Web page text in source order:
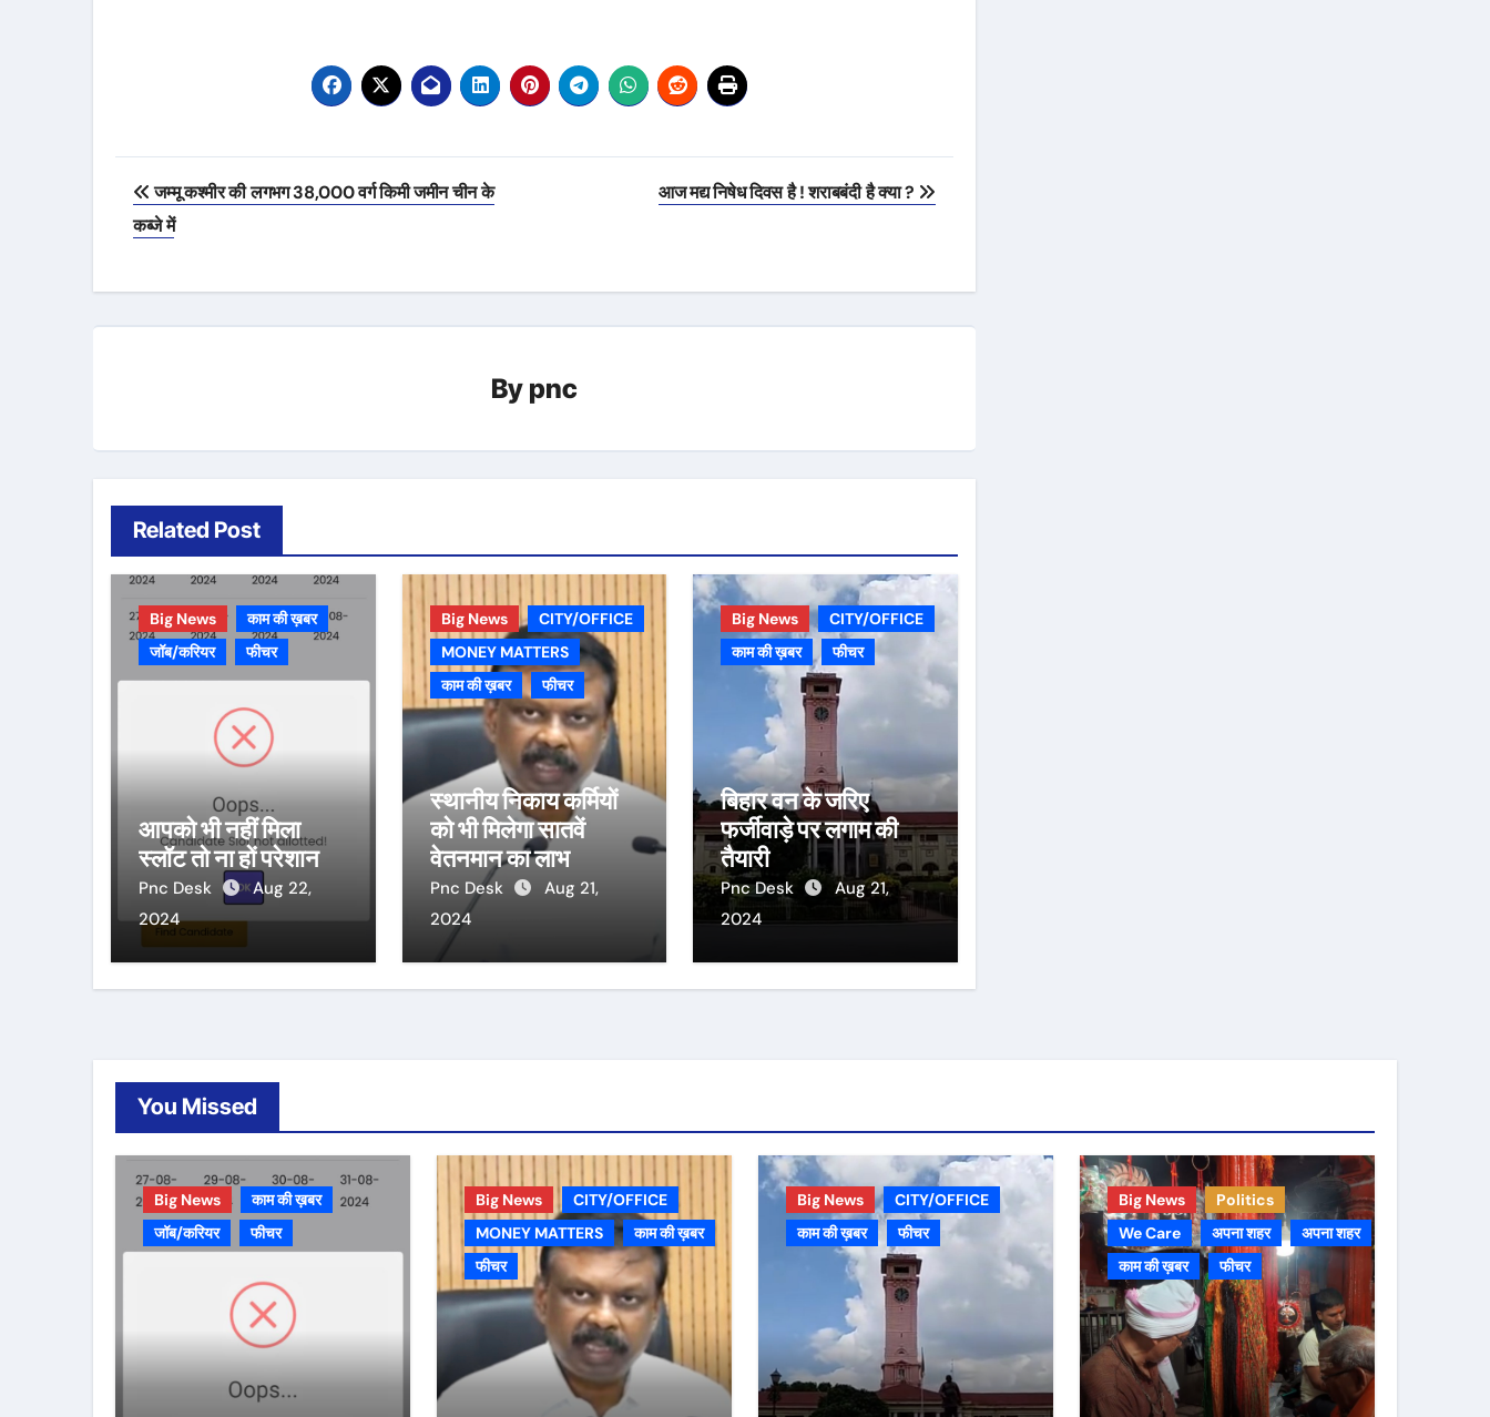
Post
navigation
जम्मू कश्मीर की लगभग 38,000 वर्ग किमी जमीन चीन के
कब्जे में
आज मद्य निषेध दिवस है ! शराबबंदी है क्या ?
By pnc
Related Post
Big News
काम की ख़बर
जॉब/करियर
फीचर
आपको भी नहीं मिला
स्लॉट तो ना हों परेशान
Pnc Desk
Aug 22,
2024
Big News
CITY/OFFICE
MONEY MATTERS
काम की ख़बर
फीचर
स्थानीय निकाय कर्मियों
को भी मिलेगा सातवें
वेतनमान का लाभ
Pnc Desk
Aug 21,
2024
Big News
CITY/OFFICE
काम की ख़बर
फीचर
बिहार वन के जरिए
फर्जीवाड़े पर लगाम की
तैयारी
Pnc Desk
Aug 21,
2024
You Missed
Big News
काम की ख़बर
जॉब/करियर
फीचर
Big News
CITY/OFFICE
MONEY MATTERS
काम की ख़बर
फीचर
Big News
CITY/OFFICE
काम की ख़बर
फीचर
Big News
Politics
We Care
अपना शहर
अपना शहर
काम की ख़बर
फीचर